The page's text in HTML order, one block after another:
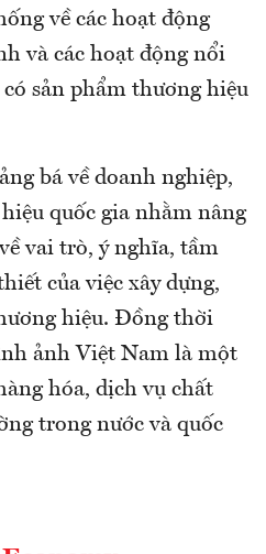
về các hoạt động
và các hoạt động nổi
sản phẩm thương hiệu
bá về doanh nghiệp,
quốc gia nhằm nâng
vai trò, ý nghĩa, tầm
của việc xây dựng,
hiệu. Đồng thời
ảnh Việt Nam là một
hóa, dịch vụ chất
trong nước và quốc